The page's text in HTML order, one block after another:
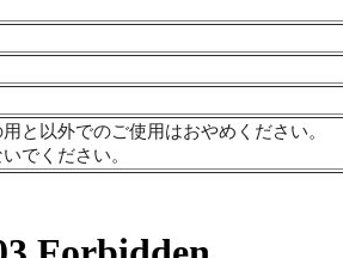
と以外でのご使用はおやめください。
でください。